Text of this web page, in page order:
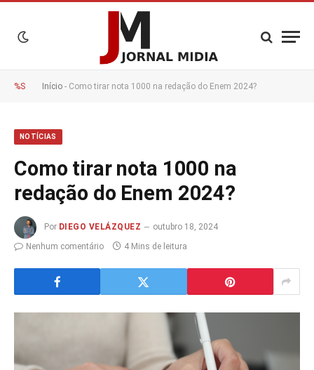
%S Início - Como tirar nota 1000 na redação do Enem 2024?
NOTÍCIAS
Como tirar nota 1000 na
redação do Enem 2024?
Por DIEGO VELÁZQUEZ
outubro 18, 2024
Nenhum comentário
4 Mins de leitura